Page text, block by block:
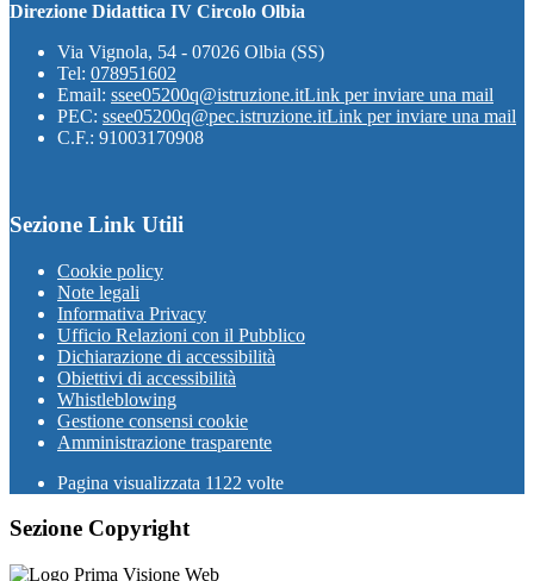
Direzione Didattica IV Circolo Olbia
Via Vignola, 54 - 07026 Olbia (SS)
Tel: 078951602
Email: ssee05200q@istruzione.itLink per inviare una mail
PEC: ssee05200q@pec.istruzione.itLink per inviare una mail
C.F.: 91003170908
Sezione Link Utili
Cookie policy
Note legali
Informativa Privacy
Ufficio Relazioni con il Pubblico
Dichiarazione di accessibilità
Obiettivi di accessibilità
Whistleblowing
Gestione consensi cookie
Amministrazione trasparente
Pagina visualizzata 1122 volte
Sezione Copyright